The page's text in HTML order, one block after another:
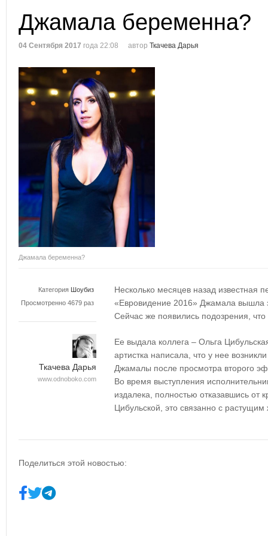
Джамала беременна?
04 Сентября 2017 года 22:08 автор Ткачева Дарья
Джамала беременна?
Категория Шоубиз
Просмотренно 4679 раз
Ткачева Дарья
www.odnoboko.com
Несколько месяцев назад известная
«Евровидение 2016» Джамала вышла
Сейчас же появились подозрения, что
Ее выдала коллега – Ольга
артистка написала, что у нее
Джамалы после просмотра второго
Во время выступления
издалека, полностью отказавшись
Цибульской, это связанно с
Поделиться этой новостью: